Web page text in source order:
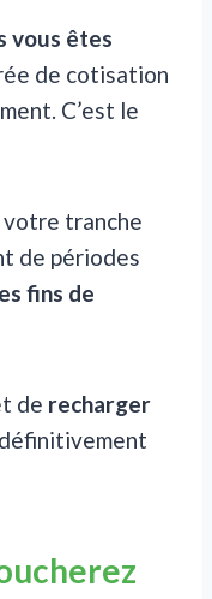
vous êtes
de cotisation
C’est le
tranche
de périodes
fins de
de recharger
définitivement